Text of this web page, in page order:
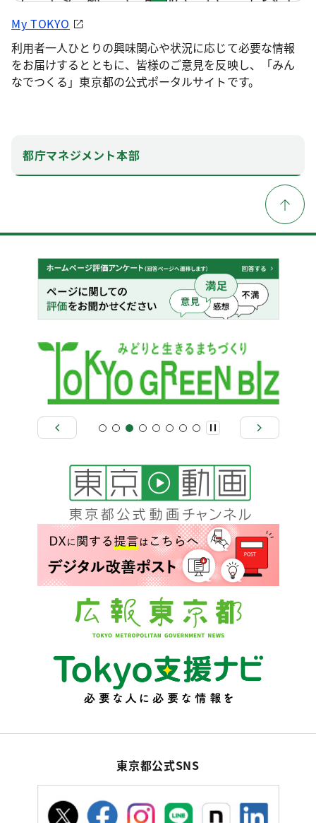
My TOKYO
利用者一人ひとりの興味関心や状況に応じて必要な情報
をお届けするとともに、皆様のご意見を反映し、「みん
なでつくる」東京都の公式ポータルサイトです。
都庁マネジメント本部
東京都公式SNS